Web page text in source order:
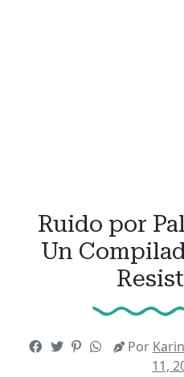
Ruido por
Un
Por
11,